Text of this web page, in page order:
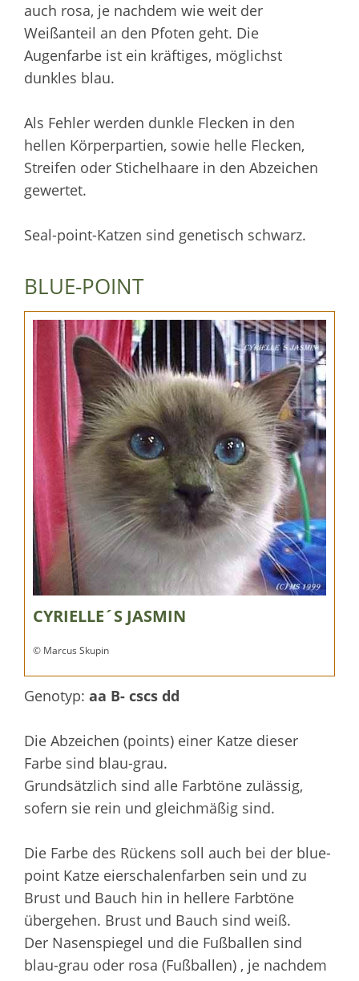
auch rosa, je nachdem wie weit der
Weißanteil an den Pfoten geht. Die
Augenfarbe ist ein kräftiges, möglichst
dunkles blau.
Als Fehler werden dunkle Flecken in den
hellen Körperpartien, sowie helle Flecken,
Streifen oder Stichelhaare in den Abzeichen
gewertet.
Seal-point-Katzen sind genetisch schwarz.
BLUE-POINT
CYRIELLE´S JASMIN
© Marcus Skupin
Genotyp: aa B- cscs dd
Die Abzeichen (points) einer Katze dieser
Farbe sind blau-grau.
Grundsätzlich sind alle Farbtöne zulässig,
sofern sie rein und gleichmäßig sind.
Die Farbe des Rückens soll auch bei der blue-
point Katze eierschalenfarben sein und zu
Brust und Bauch hin in hellere Farbtöne
übergehen. Brust und Bauch sind weiß.
Der Nasenspiegel und die Fußballen sind
blau-grau oder rosa (Fußballen) , je nachdem